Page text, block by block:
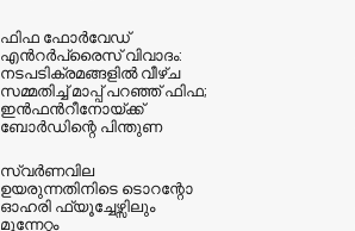
ഫിഫ ഫോർവേഡ്
എൻറർപ്രൈസ് വിവാദം:
നടപടിക്രമങ്ങളിൽ വീഴ്ച
സമ്മതിച്ച് മാപ്പ് പറഞ്ഞ് ഫിഫ;
ഇൻഫൻറീനോയ്ക്ക്
ബോർഡിന്റെ പിന്തുണ
സ്വർണവില
ഉയരുന്നതിനിടെ ടൊറന്റോ
ഓഹരി ഫ്യൂച്ചേഴ്സിലും
മുന്നേറ്റം